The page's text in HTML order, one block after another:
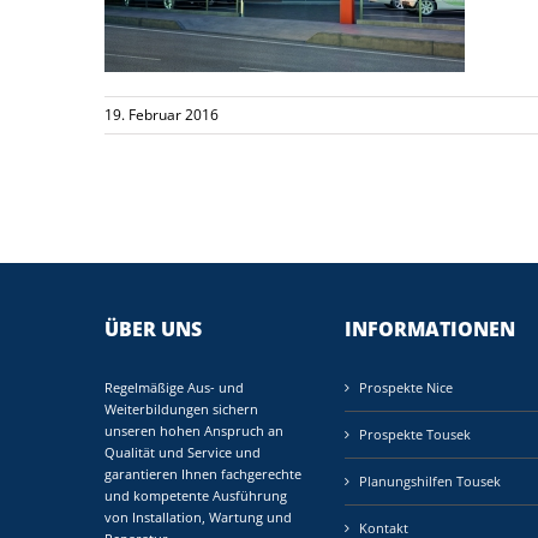
19. Februar 2016
ÜBER UNS
Regelmäßige Aus- und
Weiterbildungen sichern
unseren hohen Anspruch an
Qualität und Service und
garantieren Ihnen fachgerechte
und kompetente Ausführung
von Installation, Wartung und
INFORMATIONEN
Prospekte Nice
Prospekte Tousek
Planungshilfen Tousek
Kontakt